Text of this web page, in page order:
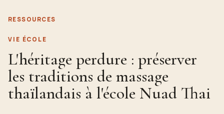
RESSOURCES
VIE ÉCOLE
L'héritage perdure : préserver
les traditions de massage
thaïlandais à l'école Nuad Thai